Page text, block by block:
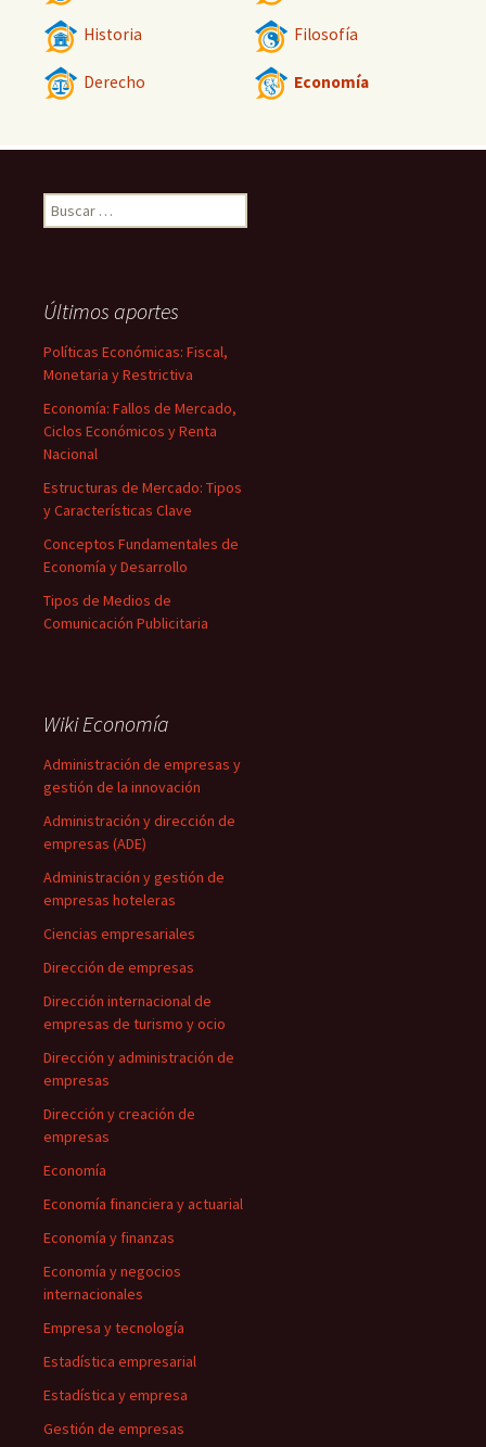
Historia Filosofía
Derecho Economía
Buscar:
Últimos aportes
Políticas Económicas: Fiscal,
Monetaria y Restrictiva
Economía: Fallos de Mercado,
Ciclos Económicos y Renta
Nacional
Estructuras de Mercado: Tipos
y Características Clave
Conceptos Fundamentales de
Economía y Desarrollo
Tipos de Medios de
Comunicación Publicitaria
Wiki Economía
Administración de empresas y
gestión de la innovación
Administración y dirección de
empresas (ADE)
Administración y gestión de
empresas hoteleras
Ciencias empresariales
Dirección de empresas
Dirección internacional de
empresas de turismo y ocio
Dirección y administración de
empresas
Dirección y creación de
empresas
Economía
Economía financiera y actuarial
Economía y finanzas
Economía y negocios
internacionales
Empresa y tecnología
Estadística empresarial
Estadística y empresa
Gestión de empresas